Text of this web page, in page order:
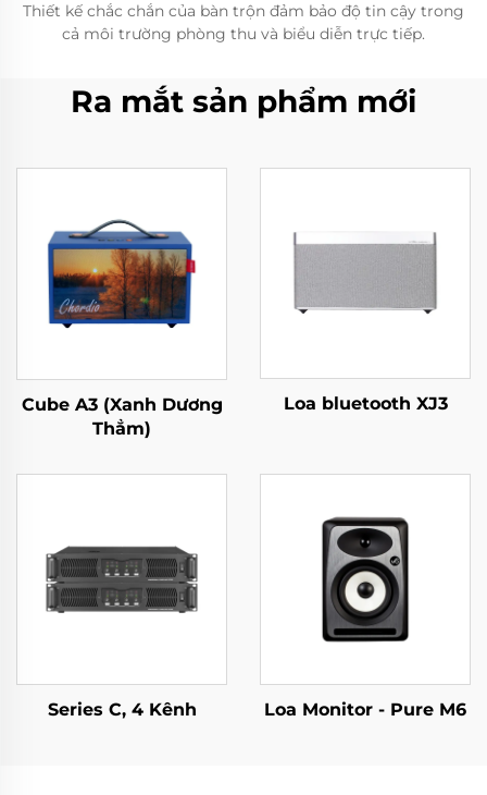
Thiết kế chắc chắn của bàn trộn đảm bảo độ tin cậy trong
cả môi trường phòng thu và biểu diễn trực tiếp.
Ra mắt sản phẩm mới
Cube A3 (Xanh Dương
Thẳm)
Loa bluetooth XJ3
Series C, 4 Kênh Loa Monitor - Pure M6